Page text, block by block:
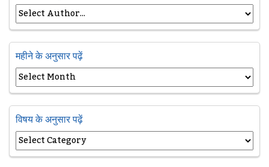
महीने के अनुसार पढ़ें
विषय के अनुसार पढ़ें